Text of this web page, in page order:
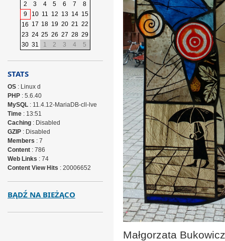
Małgorzata
2
3 4 5 6 7
8
9
10 11 12 13 14 15
16 17 18 19 20 21 22
23 24 25 26 27 28 29
30 31 1 2 3 4 5
STATS
OS: Linux d
PHP: 5.6.40
MySQL: 11.4.12-MariaDB-cll-lve
Time: 13:51
Caching: Disabled
GZIP: Disabled
Members : 7
Content: 786
Web Links : 74
Content View Hits : 20006652
BĄDŹ NA BIEŻĄCO